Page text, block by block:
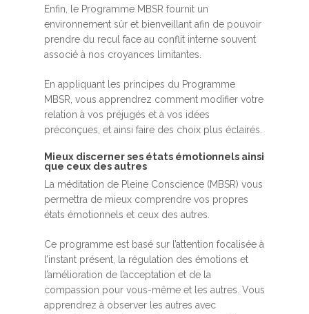
Enfin, le Programme MBSR fournit un
environnement sûr et bienveillant afin de pouvoir
prendre du recul face au conflit interne souvent
associé à nos croyances limitantes.
En appliquant les principes du Programme
MBSR, vous apprendrez comment modifier votre
relation à vos préjugés et à vos idées
préconçues, et ainsi faire des choix plus éclairés.
Mieux discerner ses états émotionnels ainsi
que ceux des autres
La méditation de Pleine Conscience (MBSR) vous
permettra de mieux comprendre vos propres
états émotionnels et ceux des autres.
Ce programme est basé sur l’attention focalisée à
l’instant présent, la régulation des émotions et
l’amélioration de l’acceptation et de la
compassion pour vous-même et les autres. Vous
apprendrez à observer les autres avec